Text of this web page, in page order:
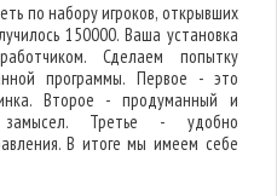
по набору игроков, открывших
150000. Ваша установка
Сделаем попытку
программы. Первое - это
Второе - продуманный и
замысел. Третье - удобно
В итоге мы имеем себе